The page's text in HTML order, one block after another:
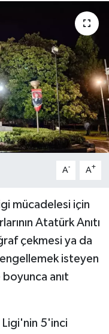
A- A+
mücadelesi için
Atatürk Anıtı
çekmesi ya da
isteyen
anıt
Ligi'nin 5'inci